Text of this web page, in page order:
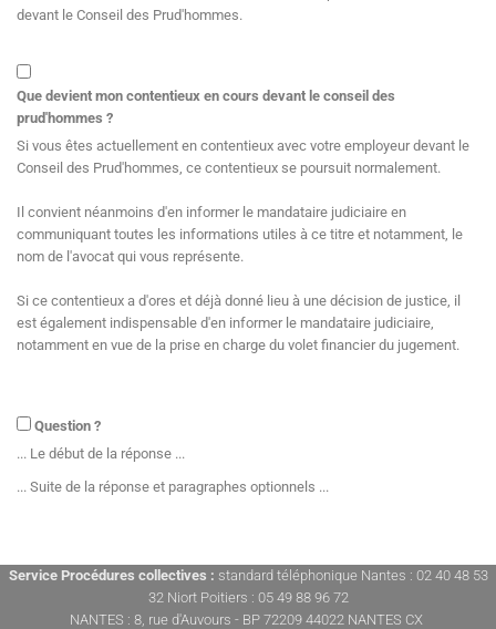
devant le Conseil des Prud'hommes.
Que devient mon contentieux en cours devant le conseil des
prud'hommes ?
Si vous êtes actuellement en contentieux avec votre employeur devant le
Conseil des Prud'hommes, ce contentieux se poursuit normalement.
Il convient néanmoins d'en informer le mandataire judiciaire en
communiquant toutes les informations utiles à ce titre et notamment, le
nom de l'avocat qui vous représente.
Si ce contentieux a d'ores et déjà donné lieu à une décision de justice, il
est également indispensable d'en informer le mandataire judiciaire,
notamment en vue de la prise en charge du volet financier du jugement.
Question ?
... Le début de la réponse ...
... Suite de la réponse et paragraphes optionnels ...
Service Procédures collectives : standard téléphonique Nantes : 02 40 48 53
32 Niort Poitiers : 05 49 88 96 72
NANTES : 8, rue d'Auvours - BP 72209 44022 NANTES CX